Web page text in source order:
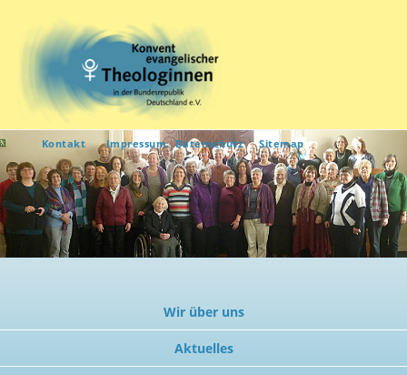
Kontakt Impressum Datenschutz Sitemap
Wir über uns
Aktuelles